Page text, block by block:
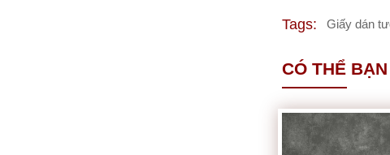
Tags: Giấy dán
CÓ THỂ